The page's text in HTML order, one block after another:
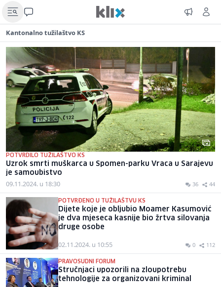
Kantonalno tužilaštvo KS
POTVRDILO TUŽILAŠTVO KS
Uzrok smrti muškarca u Spomen-parku Vraca u Sarajevu
je samoubistvo
09.11.2024. u 18:30 36 44
POTVRĐENO U TUŽILAŠTVU KS
Dijete koje je obljubio Moamer Kasumović
je dva mjeseca kasnije bio žrtva silovanja
druge osobe
02.11.2024. u 10:55 0 112
PRAVOSUDNI FORUM
Stručnjaci upozorili na zloupotrebu
tehnologije za organizovani kriminal